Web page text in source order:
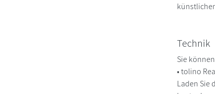
Technik
Sie
• tolino
Laden Sie